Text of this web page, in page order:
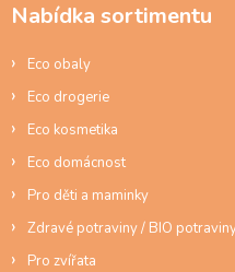
Nabídka sortimentu
Eco obaly
Eco drogerie
Eco kosmetika
Eco domácnost
Pro děti a maminky
Zdravé potraviny / BIO
Pro zvířata